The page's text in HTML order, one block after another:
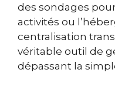
des sondages
activités ou
centralisation
véritable outil de
dépassant la